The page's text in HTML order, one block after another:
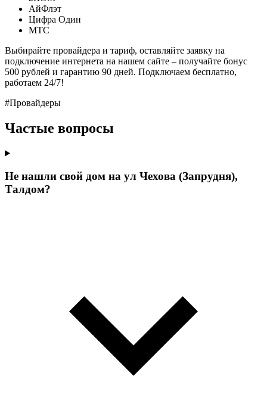
АйФлэт
Цифра Один
МТС
Выбирайте провайдера и тариф, оставляйте заявку на
подключение интернета на нашем сайте – получайте бонус
500 рублей и гарантию 90 дней. Подключаем бесплатно,
работаем 24/7!
#Провайдеры
Частые вопросы
Не нашли свой дом на ул Чехова (Запрудня),
Талдом?